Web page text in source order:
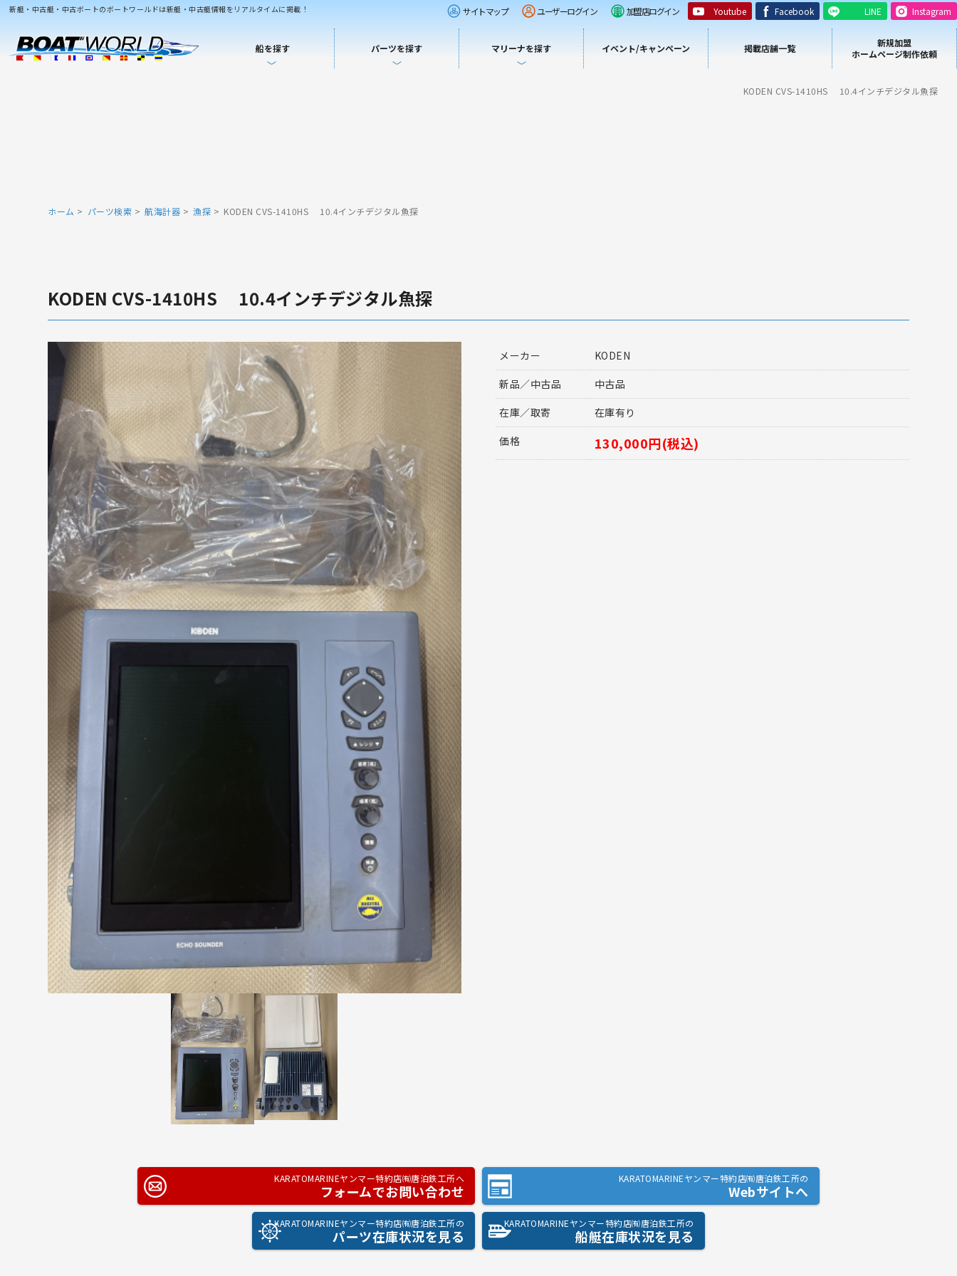
新艇・中古艇・中古ボートのボートワールドは新艇・中古艇情報をリアルタイムに掲載！ サイトマップ ユーザーログイン 加盟店ログイン Youtube Facebook LINE Instagram
船を探す パーツを探す マリーナを探す イベント/キャンペーン 掲載店舗一覧
新規加盟
ホームページ制作依頼
KODEN CVS-1410HS 10.4インチデジタル魚探
ホーム パーツ検索 航海計器 漁探 KODEN CVS-1410HS 10.4インチデジタル魚探
KODEN CVS-1410HS 10.4インチデジタル魚探
メーカー
KODEN
新品／中古品
中古品
在庫／取寄
在庫有り
価格
130,000円(税込)
KARATOMARINEヤンマー特約店㈲唐泊鉄工所へ
フォームでお問い合わせ
KARATOMARINEヤンマー特約店㈲唐泊鉄工所の
Webサイトへ
KARATOMARINEヤンマー特約店㈲唐泊鉄工所の
パーツ在庫状況を見る
KARATOMARINEヤンマー特約店㈲唐泊鉄工所の
船艇在庫状況を見る